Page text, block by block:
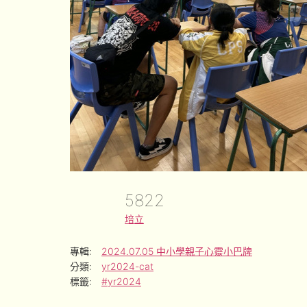
5822
培立
專輯:
2024.07.05 中小學親子心靈小巴牌
分類:
yr2024-cat
標籤:
#yr2024